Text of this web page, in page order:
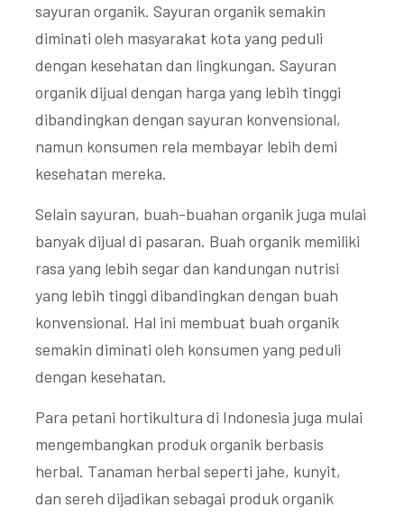
sayuran organik. Sayuran organik semakin
diminati oleh masyarakat kota yang peduli
dengan kesehatan dan lingkungan. Sayuran
organik dijual dengan harga yang lebih tinggi
dibandingkan dengan sayuran konvensional,
namun konsumen rela membayar lebih demi
kesehatan mereka.
Selain sayuran, buah-buahan organik juga mulai
banyak dijual di pasaran. Buah organik memiliki
rasa yang lebih segar dan kandungan nutrisi
yang lebih tinggi dibandingkan dengan buah
konvensional. Hal ini membuat buah organik
semakin diminati oleh konsumen yang peduli
dengan kesehatan.
Para petani hortikultura di Indonesia juga mulai
mengembangkan produk organik berbasis
herbal. Tanaman herbal seperti jahe, kunyit,
dan sereh dijadikan sebagai produk organik